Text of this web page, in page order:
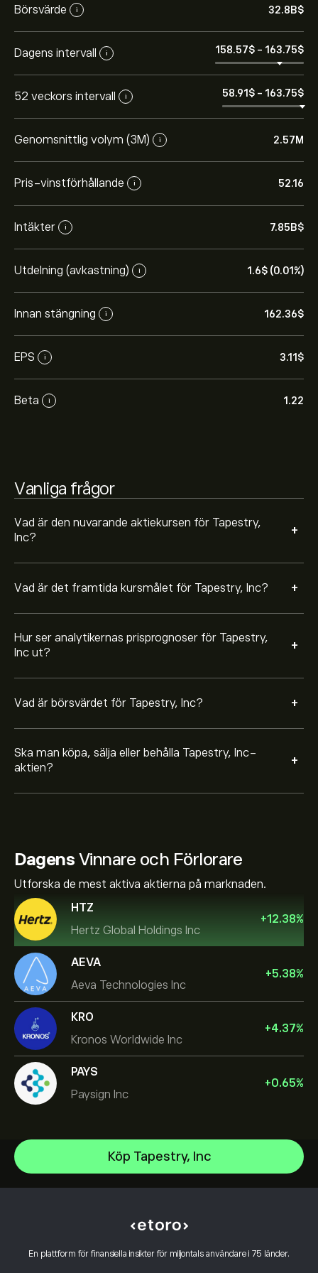
Börsvärde i 32.8B‎$‎
Dagens intervall i 158.57‎$‎ - 163.75‎$‎
52 veckors intervall i 58.91‎$‎ - 163.75‎$‎
Genomsnittlig volym (3M) i 2.57M
Pris-vinstförhållande i 52.16
Intäkter i 7.85B‎$‎
Utdelning (avkastning) i 1.6‎$‎ (0.01%)
Innan stängning i 162.36‎$‎
EPS i 3.11‎$‎
Beta i 1.22
Vanliga frågor
Vad är den nuvarande aktiekursen för Tapestry,
Inc?
+
Aktiekursen live för TPR är 162.36‎$‎.
Vad är det framtida kursmålet för Tapestry, Inc? +
prisprognoser och kursmål från framstående
Hur ser analytikernas prisprognoser för Tapestry,
Inc ut?
+
Aktieanalytiker erbjuder prisprognoser för Tapestry, Inc
baserat på marknadstrender, finansiella rapporter och
förväntad tillväxt. Se den senaste prognosen för
framtida prisrörelser.
Vad är börsvärdet för Tapestry, Inc? +
Börsvärdet för Tapestry, Inc är 32.8B‎$‎
Ska man köpa, sälja eller behålla Tapestry, Inc-
aktien?
+
TPR de senaste 3 månaderna är den övergripande
bedömningen Starkt köp
Dagens Vinnare och Förlorare
Utforska de mest aktiva aktierna på marknaden.
HTZ
Hertz Global Holdings Inc
+12.38%
AEVA
Aeva Technologies Inc
+5.38%
KRO
Kronos Worldwide Inc
+4.37%
PAYS
Paysign Inc
+0.65%
Köp Tapestry, Inc
En plattform för finansiella insikter för miljontals användare i 75 länder.
NVIDIA Corporation
Amazon.com Inc
Celestica Inc
Hur du verifierar ditt konto
Vad är hävstång och marginal
Recensioner av eToro